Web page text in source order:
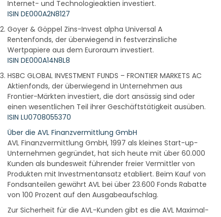
Internet- und Technologieaktien investiert.
ISIN DE000A2N8127
Goyer & Göppel Zins-Invest alpha Universal A
Rentenfonds, der überwiegend in festverzinsliche
Wertpapiere aus dem Euroraum investiert.
ISIN DE000A14N8L8
HSBC GLOBAL INVESTMENT FUNDS – FRONTIER MARKETS AC
Aktienfonds, der überwiegend in Unternehmen aus
Frontier-Märkten investiert, die dort ansässig sind oder
einen wesentlichen Teil ihrer Geschäftstätigkeit ausüben.
ISIN LU0708055370
Über die AVL Finanzvermittlung GmbH
AVL Finanzvermittlung GmbH, 1997 als kleines Start-up-
Unternehmen gegründet, hat sich heute mit über 60.000
Kunden als bundesweit führender freier Vermittler von
Produkten mit Investmentansatz etabliert. Beim Kauf von
Fondsanteilen gewährt AVL bei über 23.600 Fonds Rabatte
von 100 Prozent auf den Ausgabeaufschlag.
Zur Sicherheit für die AVL-Kunden gibt es die AVL Maximal-